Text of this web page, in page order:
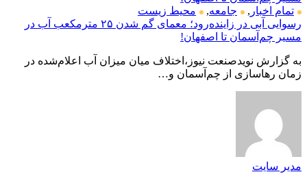
تمام اخبار , جامعه,
محیط زیست
رسوایی آبی در زاینده‌رود؛ معمای گم شدن ۲۵ مترمکعب آب در
مسیر چم‌آسمان تا اصفهان!
به گزارش نویدصنعت نیوز،اختلاف میان میزان آب اعلام‌شده در
زمان رهاسازی از چم‌آسمان و…
مدیر سایت